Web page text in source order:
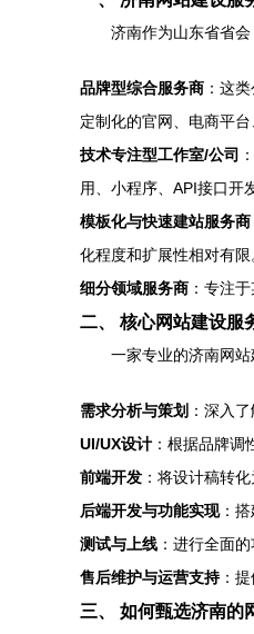
济南作为山东省省
品牌型综合服务商 ：这
定制化的官网、电商平
技术专注型工作室/公司
用、小程序、API接口开
模板化与快速建站服务商
化程度和扩展性相对有限
细分领域服务商 ：专注
二、 核心网站建设服
一家专业的济南网站
需求分析与策划 ：深入
UI/UX设计 ：根据品牌
前端开发 ：将设计稿转
后端开发与功能实现：搭
测试与上线 ：进行全面
售后维护与运营支持：提
三、 如何甄选济南的